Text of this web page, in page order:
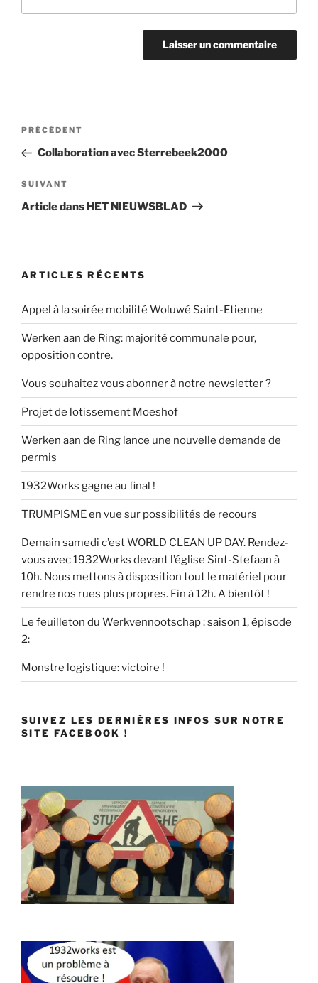
Navigation
l’article
Article
précédent
PRÉCÉDENT
Collaboration avec Sterrebeek2000
Article
suivant
SUIVANT
Article dans HET NIEUWSBLAD
ARTICLES RÉCENTS
Appel à la soirée mobilité Woluwé Saint-Etienne
Werken aan de Ring: majorité communale pour,
opposition contre.
Vous souhaitez vous abonner à notre newsletter ?
Projet de lotissement Moeshof
Werken aan de Ring lance une nouvelle demande de
permis
1932Works gagne au final !
TRUMPISME en vue sur possibilités de recours
Demain samedi c’est WORLD CLEAN UP DAY. Rendez-
vous avec 1932Works devant l’église Sint-Stefaan à
10h. Nous mettons à disposition tout le matériel pour
rendre nos rues plus propres. Fin à 12h. A bientôt !
Le feuilleton du Werkvennootschap : saison 1, épisode
2:
Monstre logistique: victoire !
SUIVEZ LES DERNIÈRES INFOS SUR NOTRE
SITE FACEBOOK !